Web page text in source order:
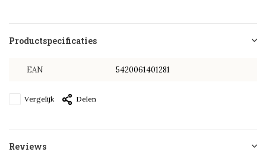
Productspecificaties
EAN 5420061401281
Vergelijk Delen
Reviews